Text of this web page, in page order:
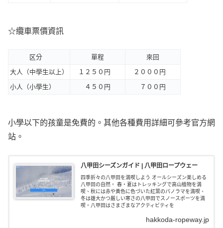
☆纜車票價資訊
区分 單程
來回
大人（中學生以上）
１２５０円
２０００円
小人（小學生）
４５０円 ７００円
小學以下的孩童是免費的。其他各種費用詳細可參考官方網
站。
八甲田シーズンガイド | 八甲田ロープウェー
四季折々の八甲田を満喫しよう オールシーズン楽しめる
八甲田の自然。 春・夏はトレッキングで高山植物を満
喫、秋には赤や黄色に色づいた紅葉のパノラマを満喫、
冬は雄大かつ厳しい寒さの八甲田でスノースポーツを満
喫。八甲田はさまざまなアクティビティを
hakkoda-ropeway.jp